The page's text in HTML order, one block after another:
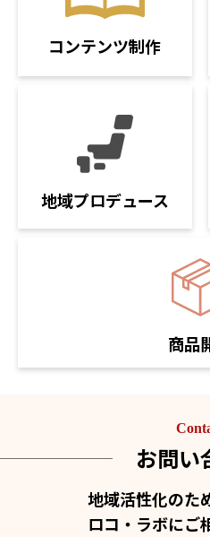
コンテンツ制作
地域プロデュース
商品
お問い
地域活性化のた
ロコ・ラボにご